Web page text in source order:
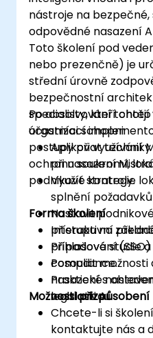
nástroje na
odpovědné nasazení
Toto školení pod
nebo prezenčně) je
střední úrovně
bezpečnostní
specialisty, kteří
organizací
postupy při využívání
ochranu soukromí,
podnikové kontroly.
Po absolvování
účastníci schopni:
Aplikovat
při nasazení
Využít strategie
splnění
Nastavit
přístupu na
přihlašování
Posoudit
nasazení s
legislativou.
Forma školení
Interaktivní
Případové studie
compliance.
Praktické
v oblasti AI.
Možnosti přizpůsobení
Chcete-li si
kontaktujte nás a